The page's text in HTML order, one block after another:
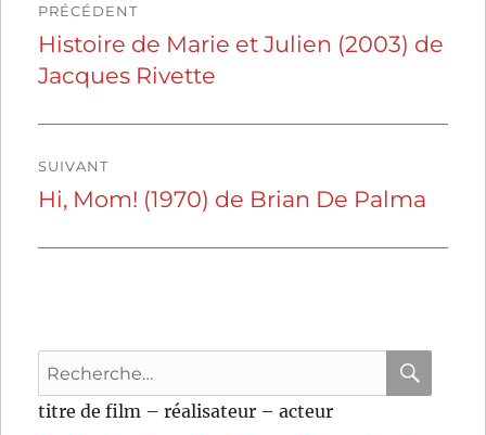
de
l’article
PRÉCÉDENT
Publication
précédente :
Histoire de Marie et Julien (2003) de
Jacques Rivette
SUIVANT
Publication
Hi, Mom! (1970) de Brian De Palma
Recherche
pour
:
titre de film – réalisateur – acteur